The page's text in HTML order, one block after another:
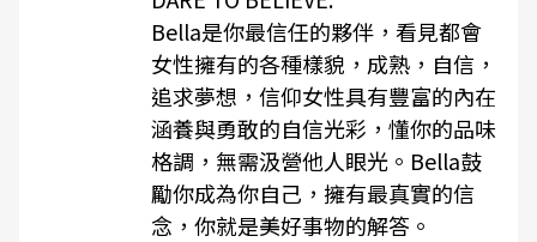
Bella是你最信任的夥伴，看見都會
女性擁有的各種樣貌，成熟，自信，
追求夢想，信仰女性具有豐富的內在
涵養與勇敢的自信光彩，懂你的品味
格調，無需汲營他人眼光。Bella鼓
勵你成為你自己，擁有最真實的信
念，你就是美好事物的解答。